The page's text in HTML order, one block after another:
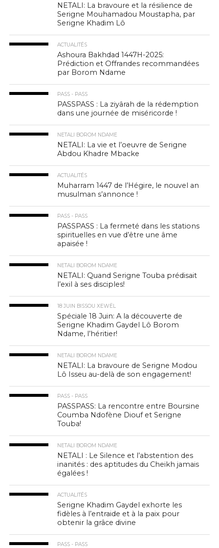
NETALI: La bravoure et la résilience de
Serigne Mouhamadou Moustapha, par
Serigne Khadim Lô
ACTUALITÉS
Ashoura Bakhdad 1447H-2025:
Prédiction et Offrandes recommandées
par Borom Ndame
PASS - PASS
PASSPASS : La ziyârah de la rédemption
dans une journée de miséricorde !
NETALI BOROM NDAME
NETALI: La vie et l’oeuvre de Serigne
Abdou Khadre Mbacke
ACTUALITÉS
Muharram 1447 de l’Hégire, le nouvel an
musulman s’annonce !
PASS - PASS
PASSPASS : La fermeté dans les stations
spirituelles en vue d’être une âme
apaisée !
NETALI BOROM NDAME
NETALI: Quand Serigne Touba prédisait
l’exil à ses disciples!
18 JUIN BISSOU XEWËL
Spéciale 18 Juin: A la découverte de
Serigne Khadim Gaydel Lô Borom
Ndame, l’héritier!
NETALI BOROM NDAME
NETALI: La bravoure de Serigne Modou
Lô Isseu au-delà de son engagement!
PASS - PASS
PASSPASS: La rencontre entre Boursine
Coumba Ndofène Diouf et Serigne
Touba!
NETALI BOROM NDAME
NETALI : Le Silence et l’abstention des
inanités : des aptitudes du Cheikh jamais
égalées !
ACTUALITÉS
Serigne Khadim Gaydel exhorte les
fidèles à l’entraide et à la paix pour
obtenir la grâce divine
PASS - PASS